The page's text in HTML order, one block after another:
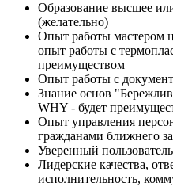
Образование высшее
(желательно)
Опыт работы мастером
опыт работы с
преимуществом
Опыт работы с
Знание основ
WHY - будет
Опыт управления
гражданами ближнего
Уверенный
Лидерские качества,
исполнительность,